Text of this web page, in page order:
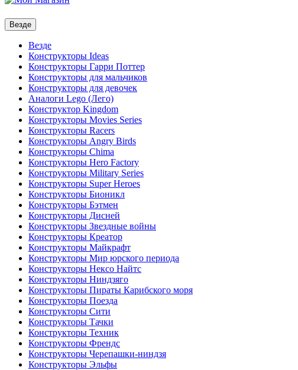
Везде
Везде
Конструкторы Ideas
Конструкторы Гарри Поттер
Конструкторы для мальчиков
Конструкторы для девочек
Аналоги Lego (Лего)
Конструктор Kingdom
Конструкторы Movies Series
Конструкторы Racers
Конструкторы Angry Birds
Конструкторы Chima
Конструкторы Hero Factory
Конструкторы Military Series
Конструкторы Super Heroes
Конструкторы Бионикл
Конструкторы Бэтмен
Конструкторы Дисней
Конструкторы Звездные войны
Конструкторы Креатор
Конструкторы Майкрафт
Конструкторы Мир юрского периода
Конструкторы Нексо Найтс
Конструкторы Ниндзяго
Конструкторы Пираты Карибского моря
Конструкторы Поезда
Конструкторы Сити
Конструкторы Тачки
Конструкторы Техник
Конструкторы Френдс
Конструкторы Черепашки-ниндзя
Конструкторы Эльфы